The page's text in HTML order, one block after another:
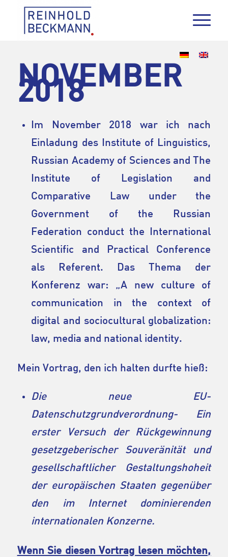
NOVEMBER
2018
Im November 2018 war ich nach
Einladung des Institute of Linguistics,
Russian Academy of Sciences and The
Institute of Legislation and
Comparative Law under the
Government of the Russian
Federation conduct the International
Scientific and Practical Conference
als Referent. Das Thema der
Konferenz war: „A new culture of
communication in the context of
digital and sociocultural globalization:
law, media and national identity.
Mein Vortrag, den ich halten durfte hieß:
Die neue EU-
Datenschutzgrundverordnung- Ein
erster Versuch der Rückgewinnung
gesetzgeberischer Souveränität und
gesellschaftlicher Gestaltungshoheit
der europäischen Staaten gegenüber
den im Internet dominierenden
internationalen Konzerne.
Wenn Sie diesen Vortrag lesen möchten,